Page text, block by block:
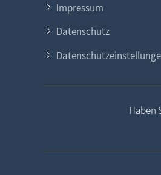
Impressum
Datenschutz
Haben